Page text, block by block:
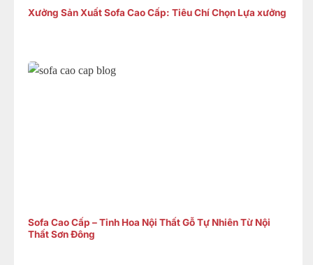
Xưởng Sản Xuất Sofa Cao Cấp: Tiêu Chí Chọn Lựa xưởng
Sofa Cao Cấp – Tinh Hoa Nội Thất Gỗ Tự Nhiên Từ Nội
Thất Sơn Đông